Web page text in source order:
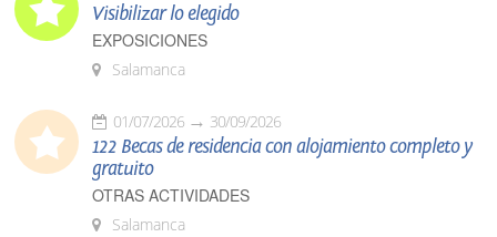
Visibilizar lo elegido
EXPOSICIONES
Salamanca
01/07/2026 30/09/2026
122 Becas de residencia con alojamiento completo y
gratuito
OTRAS ACTIVIDADES
Salamanca